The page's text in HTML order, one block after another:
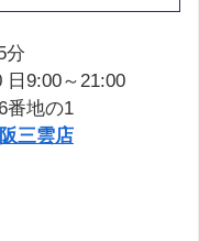
分
日9:00～21:00
番地の1
三雲店